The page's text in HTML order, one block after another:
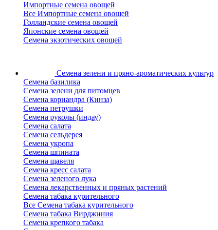
Импортные семена овощей
Все Импортные семена овощей
Голландские семена овощей
Японские семена овощей
Семена экзотических овощей
Семена зелени и пряно-ароматических культур
Семена базилика
Семена зелени для питомцев
Семена кориандра (Кинза)
Семена петрушки
Семена руколы (индау)
Семена салата
Семена сельдерея
Семена укропа
Семена шпината
Семена щавеля
Семена кресс салата
Семена зеленого лука
Семена лекарственных и пряных растений
Семена табака курительного
Все Семена табака курительного
Семена табака Вирджиния
Семена крепкого табака